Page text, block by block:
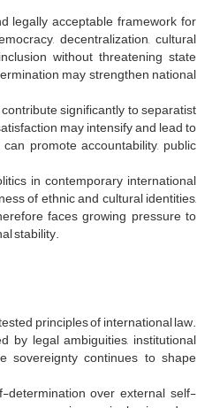
legally acceptable framework for
decentralization, cultural
without threatening state
may strengthen national
significantly to separatist
may intensify and lead to
promote accountability, public
in contemporary international
of ethnic and cultural identities,
faces growing pressure to
stability.
principles of international law.
by legal ambiguities, institutional
sovereignty continues to shape
determination over external self-